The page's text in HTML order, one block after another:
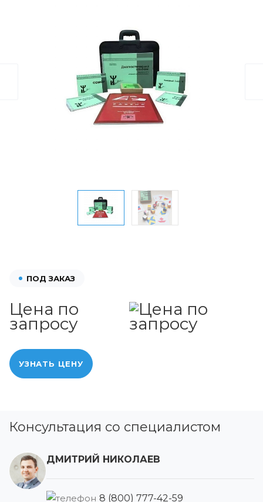
ПОД ЗАКАЗ
Цена по
запросу
УЗНАТЬ ЦЕНУ
Консультация со специалистом
ДМИТРИЙ НИКОЛАЕВ
8 (800) 777-42-59